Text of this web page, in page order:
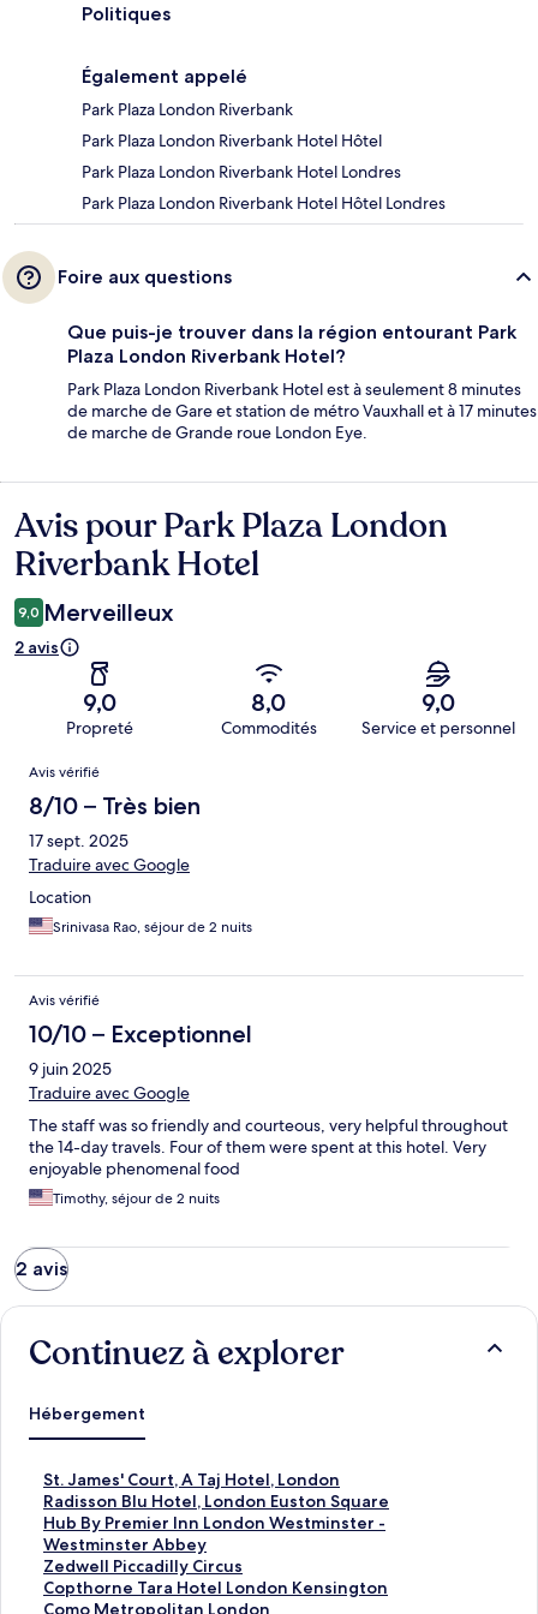
Politiques
Également appelé
Park Plaza London Riverbank
Park Plaza London Riverbank Hotel Hôtel
Park Plaza London Riverbank Hotel Londres
Park Plaza London Riverbank Hotel Hôtel Londres
Foire aux questions
Que puis-je trouver dans la région entourant Park
Plaza London Riverbank Hotel?
Park Plaza London Riverbank Hotel est à seulement 8 minutes
de marche de Gare et station de métro Vauxhall et à 17 minutes
de marche de Grande roue London Eye.
Avis
Avis pour Park Plaza London
Riverbank Hotel
9,0 Merveilleux
2 avis
9,0
Propreté
8,0
Commodités
9,0
Service et personnel
Avis
Avis vérifié
8/10 – Très bien
17 sept. 2025
Traduire avec Google
Location
Srinivasa Rao, séjour de 2 nuits
Avis vérifié
10/10 – Exceptionnel
9 juin 2025
Traduire avec Google
The staff was so friendly and courteous, very helpful throughout
the 14-day travels. Four of them were spent at this hotel. Very
enjoyable phenomenal food
Timothy, séjour de 2 nuits
2 avis
Continuez à explorer
Hébergement
St. James' Court, A Taj Hotel, London
S
t
.
J
a
m
e
Radisson Blu Hotel, London Euston Square
R
a
d
i
s
s
Hub By Premier Inn London Westminster -
Westminster Abbey
H
u
b
B
y
Zedwell Piccadilly Circus
Z
e
d
Copthorne Tara Hotel London Kensington
C
o
Como Metropolitan London
C